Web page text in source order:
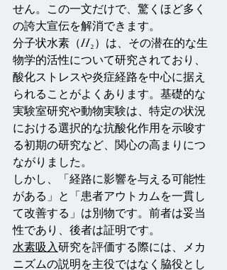
せん。この一文だけで、驚くほど多く
の誇大宣伝を解消できます。
分子状水素（H₂）は、その潜在的な生
物学的活性について研究されており、
酸化ストレスや炎症経路を中心に据え
られることがよくあります。基礎的な
実験室研究や動物実験は、特定の状況
における選択的な抗酸化作用を示唆す
る初期の研究など、関心の高まりにつ
ながりました。
しかし、「経路に影響を与える可能性
がある」と「患者アウトカムを一貫し
て改善する」は別物です。前者は妥当
性であり、後者は証明です。
水素吸入研究を評価する際には、メカ
ニズムの説明を主役ではなく脇役とし